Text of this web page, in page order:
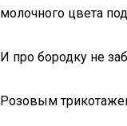
молочного цвета
И про бородку не
Розовым